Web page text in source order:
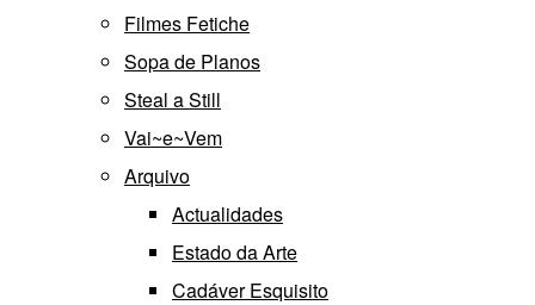
Filmes Fetiche
Sopa de Planos
Steal a Still
Vai~e~Vem
Arquivo
Actualidades
Estado da Arte
Cadáver Esquisito